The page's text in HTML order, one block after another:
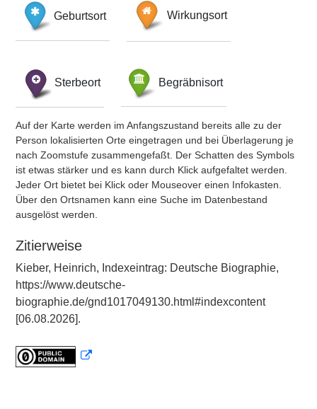
Geburtsort Wirkungsort
Sterbeort Begräbnisort
Auf der Karte werden im Anfangszustand bereits alle zu der
Person lokalisierten Orte eingetragen und bei Überlagerung je
nach Zoomstufe zusammengefaßt. Der Schatten des Symbols
ist etwas stärker und es kann durch Klick aufgefaltet werden.
Jeder Ort bietet bei Klick oder Mouseover einen Infokasten.
Über den Ortsnamen kann eine Suche im Datenbestand
ausgelöst werden.
Zitierweise
Kieber, Heinrich, Indexeintrag: Deutsche Biographie,
https://www.deutsche-
biographie.de/gnd1017049130.html#indexcontent
[06.08.2026].